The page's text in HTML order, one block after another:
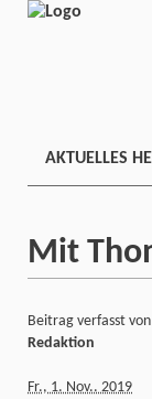
AKTUELLES
Mit
Beitrag verfasst von
Redaktion
Fr., 1. Nov.. 2019